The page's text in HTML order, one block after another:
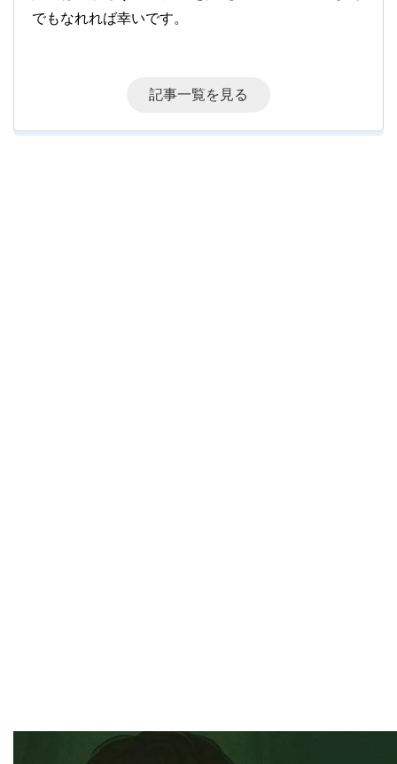
でもなれれば幸いです。
記事一覧を見る